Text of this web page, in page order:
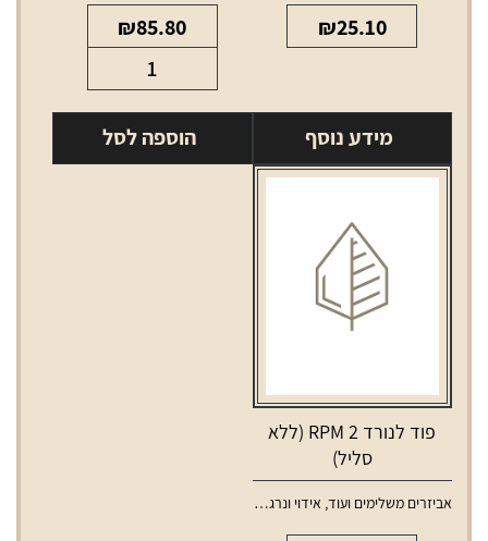
₪25.10
מידע נוסף
₪85.80
של
סליל
סמוק
הוספה לסל
פוד לנורד 2 RPM (ללא
סליל)
אביזרים משלימים ועוד, אידוי ונרגילות